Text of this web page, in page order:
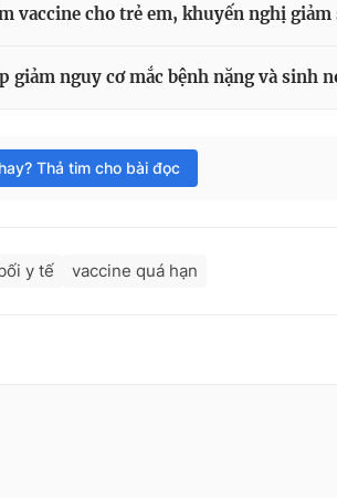
vaccine cho trẻ em, khuyến nghị
giảm nguy cơ mắc bệnh nặng và sinh
Thả tim cho bài đọc
y tế vaccine quá hạn